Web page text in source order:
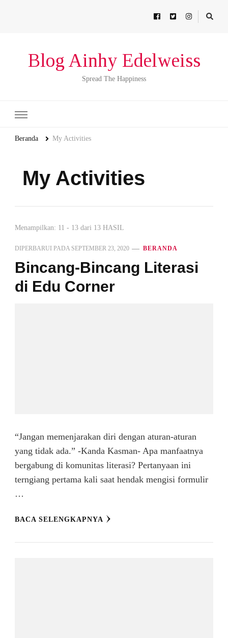
Blog Ainhy Edelweiss
Spread The Happiness
Beranda My Activities
My Activities
Menampilkan: 11 - 13 dari 13 HASIL
DIPERBARUI PADA SEPTEMBER 23, 2020 BERANDA
Bincang-Bincang Literasi
di Edu Corner
“Jangan memenjarakan diri dengan aturan-aturan
yang tidak ada.” -Kanda Kasman- Apa manfaatnya
bergabung di komunitas literasi? Pertanyaan ini
terngiang pertama kali saat hendak mengisi formulir
…
BACA SELENGKAPNYA